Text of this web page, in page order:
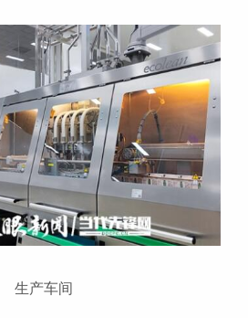
生产车间